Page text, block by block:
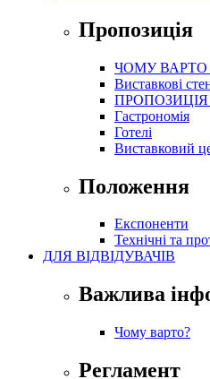
Пропозиція
ЧОМУ ВАРТО
Виставкові
ПРОПОЗИЦІЯ
Гастрономія
Готелі
Виставковий
Положення
Експоненти
Технічні та
ДЛЯ ВІДВІДУВАЧІВ
Важлива
Чому варто?
Регламент